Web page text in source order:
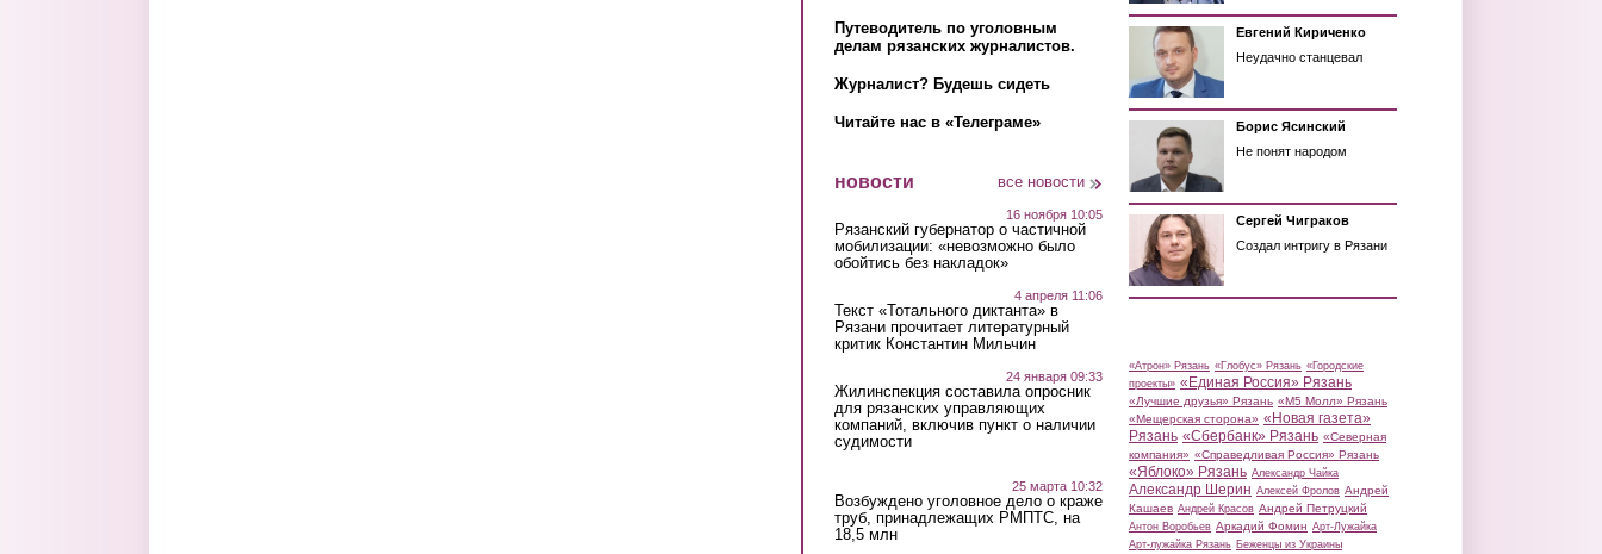
Путеводитель по уголовным
делам рязанских журналистов.
Журналист? Будешь сидеть
Читайте нас в «Телеграме»
новости все новости
16 ноября 10:05
Рязанский губернатор о частичной
мобилизации: «невозможно было
обойтись без накладок»
4 апреля 11:06
Текст «Тотального диктанта» в
Рязани прочитает литературный
критик Константин Мильчин
24 января 09:33
Жилинспекция составила опросник
для рязанских управляющих
компаний, включив пункт о наличии
судимости
25 марта 10:32
Возбуждено уголовное дело о краже
труб, принадлежащих РМПТС, на
18,5 млн
Евгений Кириченко
Неудачно станцевал
Борис Ясинский
Не понят народом
Сергей Чиграков
Создал интригу в Рязани
«Атрон» Рязань «Глобус» Рязань «Городские
проекты» «Единая Россия» Рязань
«Лучшие друзья» Рязань «М5 Молл» Рязань
«Мещерская сторона» «Новая газета»
Рязань «Сбербанк» Рязань «Северная
компания» «Справедливая Россия» Рязань
«Яблоко» Рязань Александр Чайка
Александр Шерин Алексей Фролов Андрей
Кашаев Андрей Красов Андрей Петруцкий
Антон Воробьев Аркадий Фомин Арт-Лужайка
Арт-лужайка Рязань Беженцы из Украины